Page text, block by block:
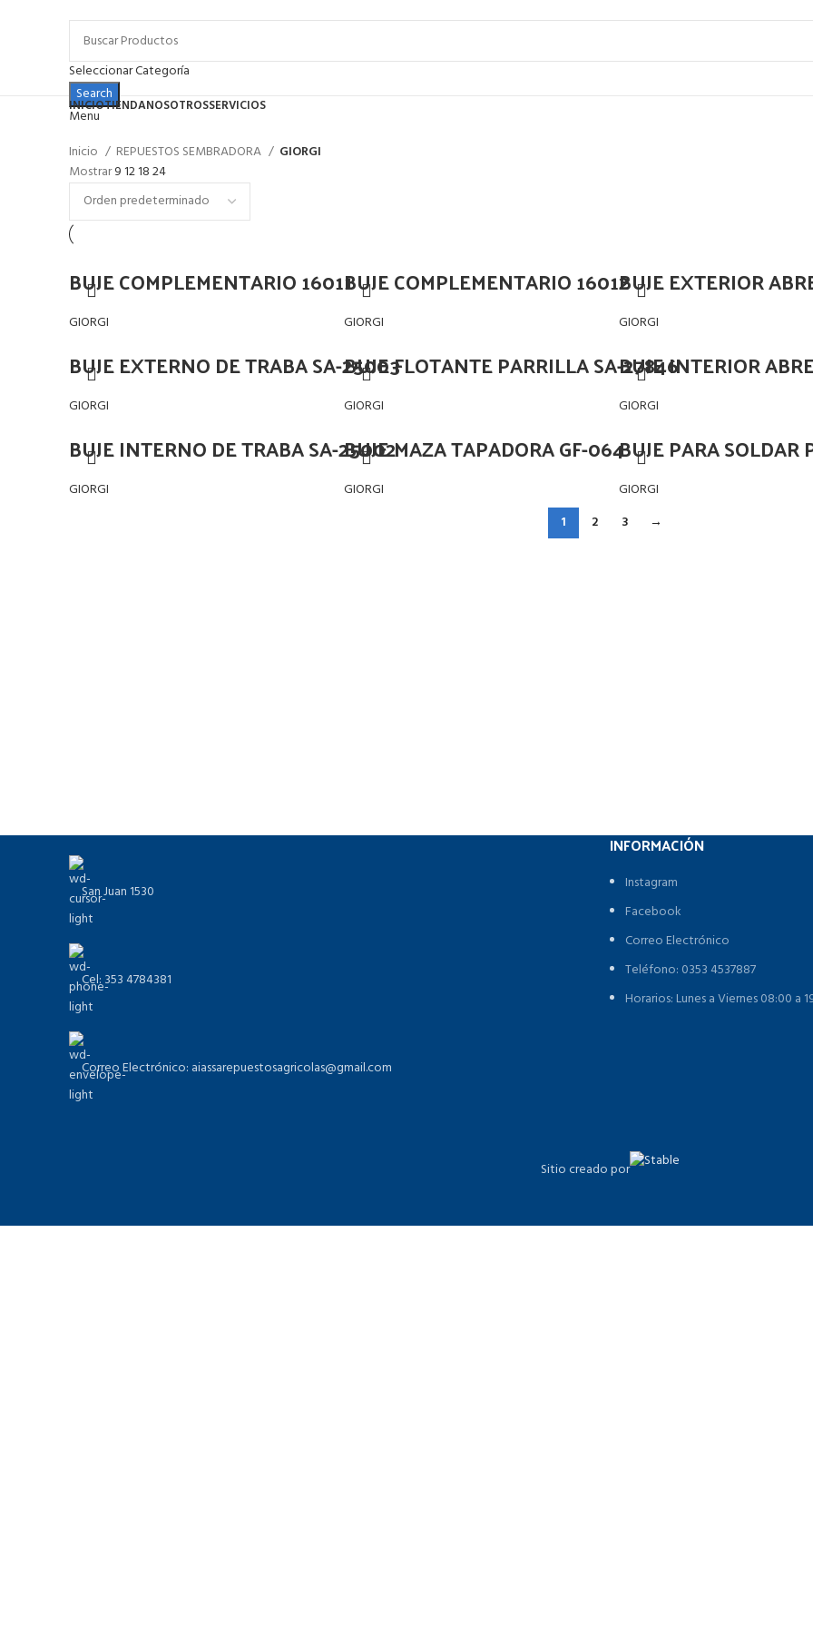
Seleccionar Categoría
Search
Menu
INICIOTIENDANOSOTROSSERVICIOS
Inicio REPUESTOS SEMBRADORA
GIORGI
Mostrar9121824
BUJE COMPLEMENTARIO 16011
GIORGI
BUJE COMPLEMENTARIO 16012
GIORGI
BUJE EXTERIOR
GIORGI
BUJE EXTERNO DE TRABA SA-25003
GIORGI
BUJE FLOTANTE PARRILLA SA-27846
GIORGI
BUJE INTERIOR
GIORGI
BUJE INTERNO DE TRABA SA-25002
GIORGI
BUJE MAZA TAPADORA GF-064
GIORGI
BUJE PARA
GIORGI
1
2 3 →
San Juan 1530
Cel: 353 4784381
Correo Electrónico: aiassarepuestosagricolas@gmail.com
INFORMACIÓN
Instagram
Facebook
Correo Electrónico
Teléfono: 0353 4537887
Horarios: Lunes a Viernes 08:00 a
Sitio creado por